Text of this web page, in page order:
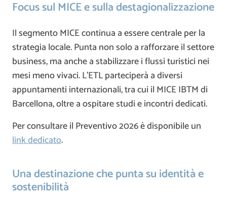
Focus sul MICE e sulla destagionalizzazione
Il segmento MICE continua a essere centrale per la
strategia locale. Punta non solo a rafforzare il settore
business, ma anche a stabilizzare i flussi turistici nei
mesi meno vivaci. L’ETL parteciperà a diversi
appuntamenti internazionali, tra cui il MICE IBTM di
Barcellona, oltre a ospitare studi e incontri dedicati.
Per consultare il Preventivo 2026 è disponibile un
link dedicato.
Una destinazione che punta su identità e
sostenibilità